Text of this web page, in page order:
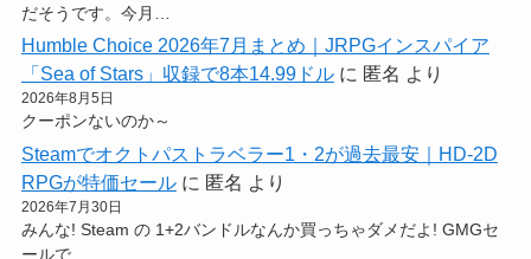
だそうです。今月…
Humble Choice 2026年7月まとめ｜JRPGインスパイア
「Sea of Stars」収録で8本14.99ドルに 匿名 より
2026年8月5日
クーポンないのか～
Steamでオクトパストラベラー1・2が過去最安｜HD-2D
RPGが特価セールに 匿名 より
2026年7月30日
みんな! Steam の 1+2バンドルなんか買っちゃダメだよ! GMGセ
ールで…